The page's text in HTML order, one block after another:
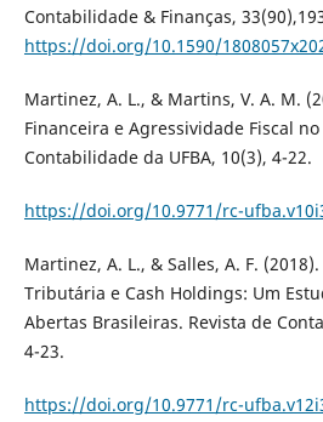
Contabilidade & Finanças,
https://doi.org/10.1590/
Martinez, A. L., & Martins, V. A. M.
Financeira e Agressividade Fiscal
Contabilidade da UFBA, 10(3), 4-22.
https://doi.org/10.9771/rc-
Martinez, A. L., & Salles, A. F.
Tributária e Cash Holdings: Um
Abertas Brasileiras. Revista de
4-23.
https://doi.org/10.9771/rc-